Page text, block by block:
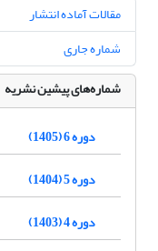
مقالات آماده انتشار
شماره جاری
شماره‌های پیشین نشریه
دوره 6 (1405)
دوره 5 (1404)
دوره 4 (1403)